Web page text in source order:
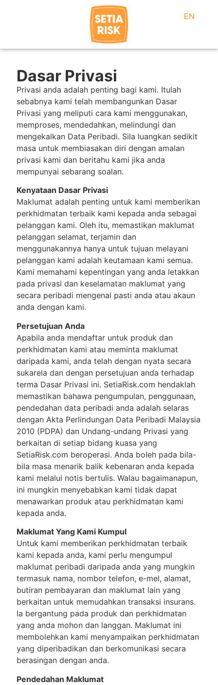
EN
Dasar Privasi
Privasi anda adalah penting bagi kami. Itulah
sebabnya kami telah membangunkan Dasar
Privasi yang meliputi cara kami menggunakan,
memproses, mendedahkan, melindungi dan
mengekalkan Data Peribadi. Sila luangkan sedikit
masa untuk membiasakan diri dengan amalan
privasi kami dan beritahu kami jika anda
mempunyai sebarang soalan.
Kenyataan Dasar Privasi
Maklumat adalah penting untuk kami memberikan
perkhidmatan terbaik kami kepada anda sebagai
pelanggan kami. Oleh itu, memastikan maklumat
pelanggan selamat, terjamin dan
menggunakannya hanya untuk tujuan melayani
pelanggan kami adalah keutamaan kami semua.
Kami memahami kepentingan yang anda letakkan
pada privasi dan keselamatan maklumat yang
secara peribadi mengenal pasti anda atau akaun
anda dengan kami.
Persetujuan Anda
Apabila anda mendaftar untuk produk dan
perkhidmatan kami atau meminta maklumat
daripada kami, anda telah dengan nyata secara
sukarela dan dengan persetujuan anda terhadap
terma Dasar Privasi ini. SetiaRisk.com hendaklah
memastikan bahawa pengumpulan, penggunaan,
pendedahan data peribadi anda adalah selaras
dengan Akta Perlindungan Data Peribadi Malaysia
2010 (PDPA) dan Undang-undang Privasi yang
berkaitan di setiap bidang kuasa yang
SetiaRisk.com beroperasi. Anda boleh pada bila-
bila masa menarik balik kebenaran anda kepada
kami melalui notis bertulis. Walau bagaimanapun,
ini mungkin menyebabkan kami tidak dapat
menawarkan produk atau perkhidmatan kami
kepada anda.
Maklumat Yang Kami Kumpul
Untuk kami memberikan perkhidmatan terbaik
kami kepada anda, kami perlu mengumpul
maklumat peribadi daripada anda yang mungkin
termasuk nama, nombor telefon, e-mel, alamat,
butiran pembayaran dan maklumat lain yang
berkaitan untuk memudahkan transaksi insurans.
Ia bergantung pada produk dan perkhidmatan
yang anda mohon dan langgan. Maklumat ini
membolehkan kami menyampaikan perkhidmatan
yang diperibadikan dan berkomunikasi secara
berasingan dengan anda.
Pendedahan Maklumat